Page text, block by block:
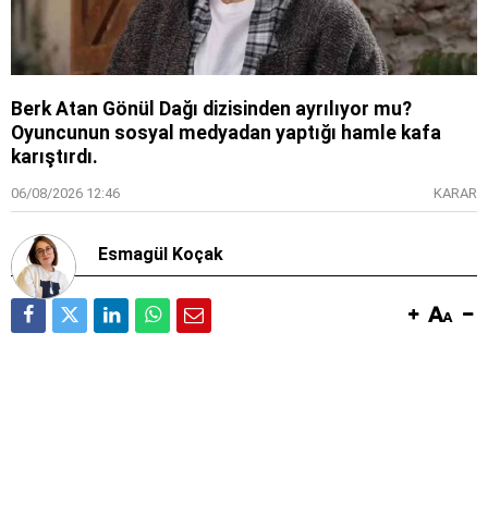
Berk Atan Gönül Dağı dizisinden ayrılıyor mu?
Oyuncunun sosyal medyadan yaptığı hamle kafa
karıştırdı.
06/08/2026 12:46 KARAR
Esmagül Koçak